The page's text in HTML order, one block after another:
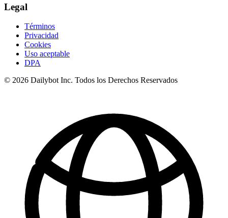
Legal
Términos
Privacidad
Cookies
Uso aceptable
DPA
© 2026 Dailybot Inc. Todos los Derechos Reservados